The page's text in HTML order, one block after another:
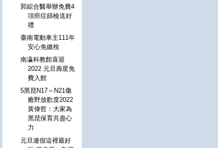
郭綜合醫舉辦免費4
項癌症篩檢送好
禮
臺南電動車主111年
安心免繳稅
南瀛科教館喜迎
2022 元旦壽星免
費入館
5黑琵N17～N21傷
癒野放歡度2022
黃偉哲：大家為
黑琵保育共盡心
力
元旦連假這裡最好